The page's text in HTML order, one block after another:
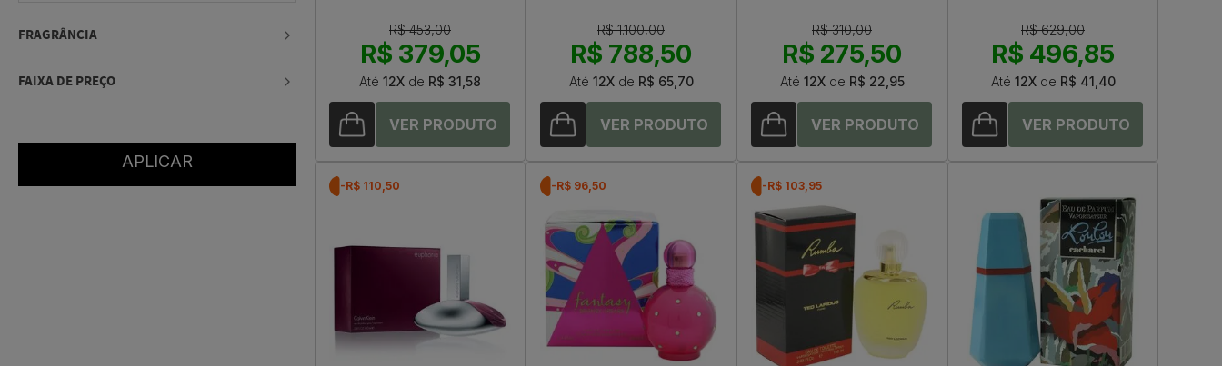
FRAGRÂNCIA
FAIXA DE PREÇO
R$ 453,00
R$ 379,05
Até 12X de R$ 31,58
R$ 1.100,00
R$ 788,50
Até 12Xde R$ 65,70
R$ 310,00
R$ 275,50
Até 12Xde R$ 22,95
R$ 629,00
R$ 496,85
Até 12Xde R$ 41,40
-R$ 110,50 -R$ 96,50 -R$ 103,95